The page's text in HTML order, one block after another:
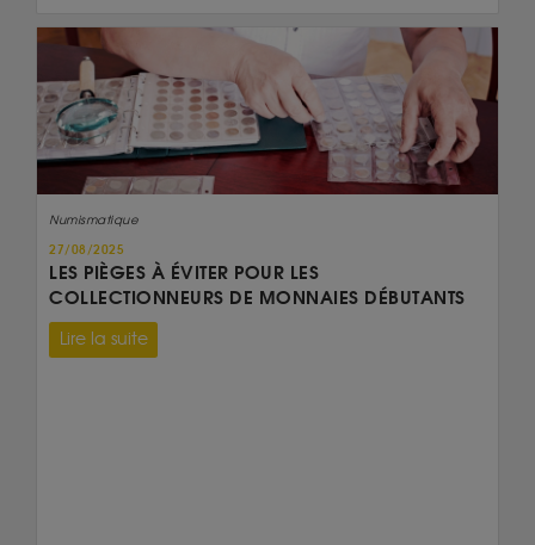
Numismatique
27/08/2025
LES PIÈGES À ÉVITER POUR LES
COLLECTIONNEURS DE MONNAIES DÉBUTANTS
Lire la suite